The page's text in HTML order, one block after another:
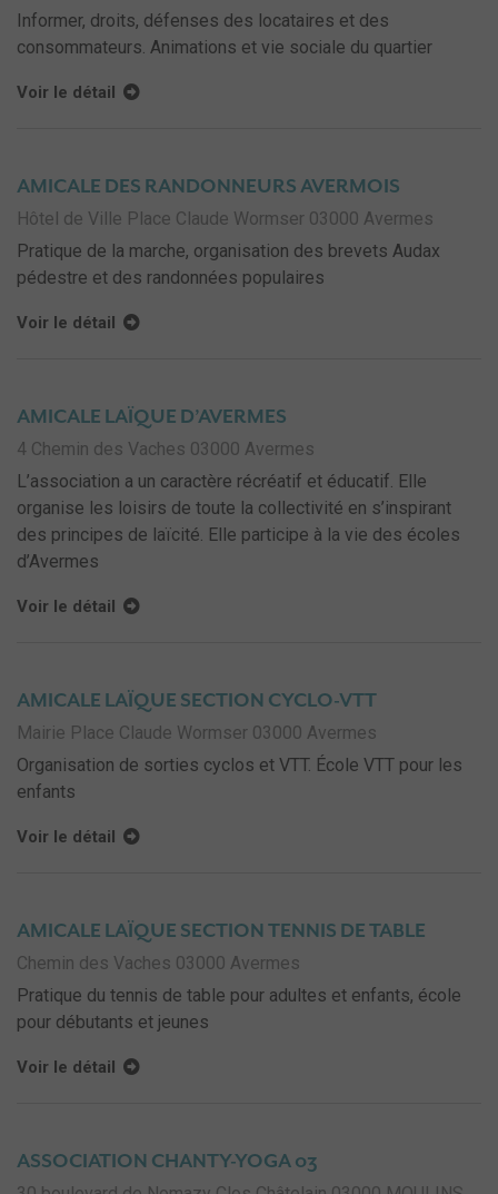
Informer, droits, défenses des locataires et des
consommateurs. Animations et vie sociale du quartier
Voir le détail
AMICALE DES RANDONNEURS AVERMOIS
Hôtel de Ville Place Claude Wormser 03000 Avermes
Pratique de la marche, organisation des brevets Audax
pédestre et des randonnées populaires
Voir le détail
AMICALE LAÏQUE D’AVERMES
4 Chemin des Vaches 03000 Avermes
L’association a un caractère récréatif et éducatif. Elle
organise les loisirs de toute la collectivité en s’inspirant
des principes de laïcité. Elle participe à la vie des écoles
d’Avermes
Voir le détail
AMICALE LAÏQUE SECTION CYCLO-VTT
Mairie Place Claude Wormser 03000 Avermes
Organisation de sorties cyclos et VTT. École VTT pour les
enfants
Voir le détail
AMICALE LAÏQUE SECTION TENNIS DE TABLE
Chemin des Vaches 03000 Avermes
Pratique du tennis de table pour adultes et enfants, école
pour débutants et jeunes
Voir le détail
ASSOCIATION CHANTY-YOGA 03